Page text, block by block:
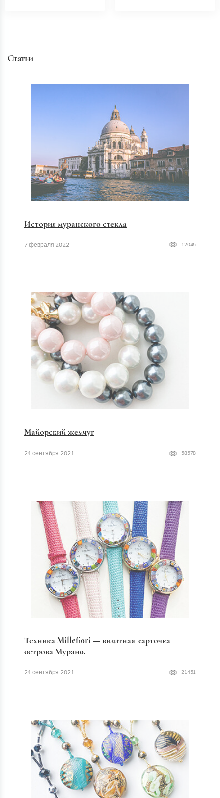
Статьи
История муранского стекла
7 февраля 2022 12045
Майорский жемчуг
24 сентября 2021 58578
Техника Millefiori — визитная карточка
острова Мурано.
24 сентября 2021 21451